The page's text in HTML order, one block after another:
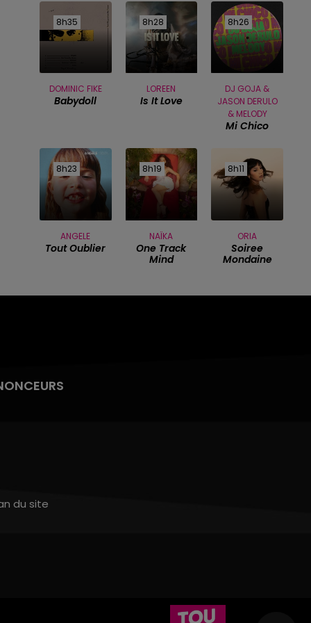
8h35
8h35
DOMINIC FIKE
Babydoll
8h28
8h28
LOREEN
Is It Love
8h26
8h26
DJ GOJA &
JASON DERULO
& MELODY
Mi Chico
8h23
8h23
ANGELE
Tout Oublier
8h19
8h19
NAÏKA
One Track
Mind
8h11
8h11
ORIA
Soiree
Mondaine
du site